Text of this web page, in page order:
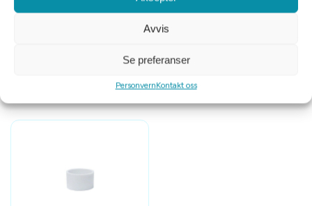
Avvis
Se preferanser
PersonvernKontakt oss
Tomt på lager